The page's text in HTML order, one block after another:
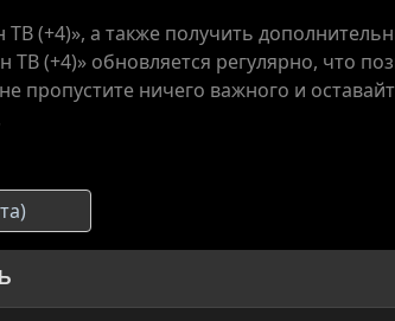
(+4)», а также получить
(+4)» обновляется регулярно, что
пропустите ничего важного и